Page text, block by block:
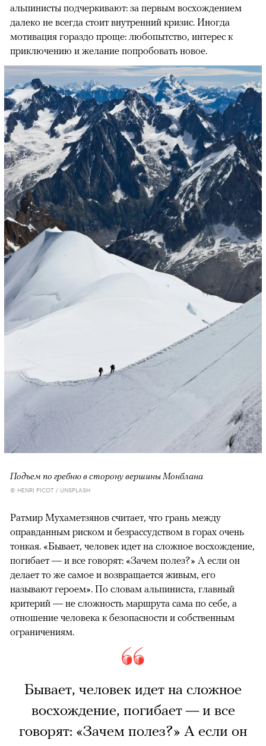
альпинисты подчеркивают: за первым восхождением
далеко не всегда стоит внутренний кризис. Иногда
мотивация гораздо проще: любопытство, интерес к
приключению и желание попробовать новое.
Подъем по гребню в сторону вершины Монблана
© HENRI PICOT / UNSPLASH
Ратмир Мухаметзянов считает, что грань между
оправданным риском и безрассудством в горах очень
тонкая. «Бывает, человек идет на сложное восхождение,
погибает — и все говорят: «Зачем полез?» А если он
делает то же самое и возвращается живым, его
называют героем». По словам альпиниста, главный
критерий — не сложность маршрута сама по себе, а
отношение человека к безопасности и собственным
ограничениям.
Бывает, человек идет на сложное
восхождение, погибает — и все
говорят: «Зачем полез?» А если он